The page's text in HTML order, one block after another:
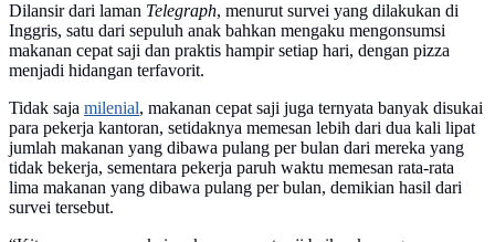
Dilansir dari laman Telegraph, menurut survei yang dilakukan di
Inggris, satu dari sepuluh anak bahkan mengaku mengonsumsi
makanan cepat saji dan praktis hampir setiap hari, dengan pizza
menjadi hidangan terfavorit.
Tidak saja milenial, makanan cepat saji juga ternyata banyak disukai
para pekerja kantoran, setidaknya memesan lebih dari dua kali lipat
jumlah makanan yang dibawa pulang per bulan dari mereka yang
tidak bekerja, sementara pekerja paruh waktu memesan rata-rata
lima makanan yang dibawa pulang per bulan, demikian hasil dari
survei tersebut.